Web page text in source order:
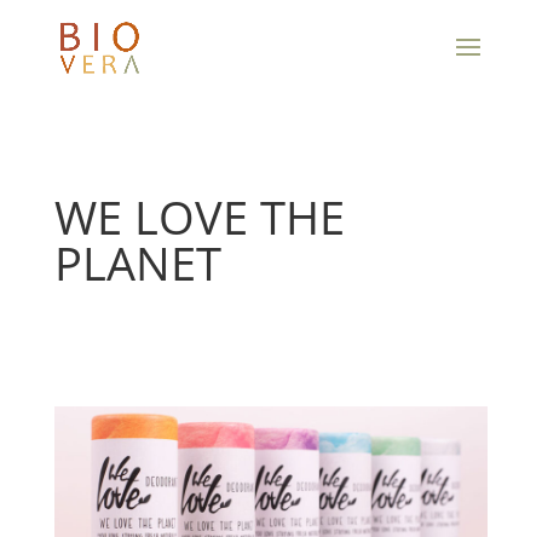
WE LOVE THE
PLANET